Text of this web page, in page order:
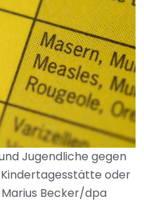
Jugendliche gegen
oder
Becker/dpa